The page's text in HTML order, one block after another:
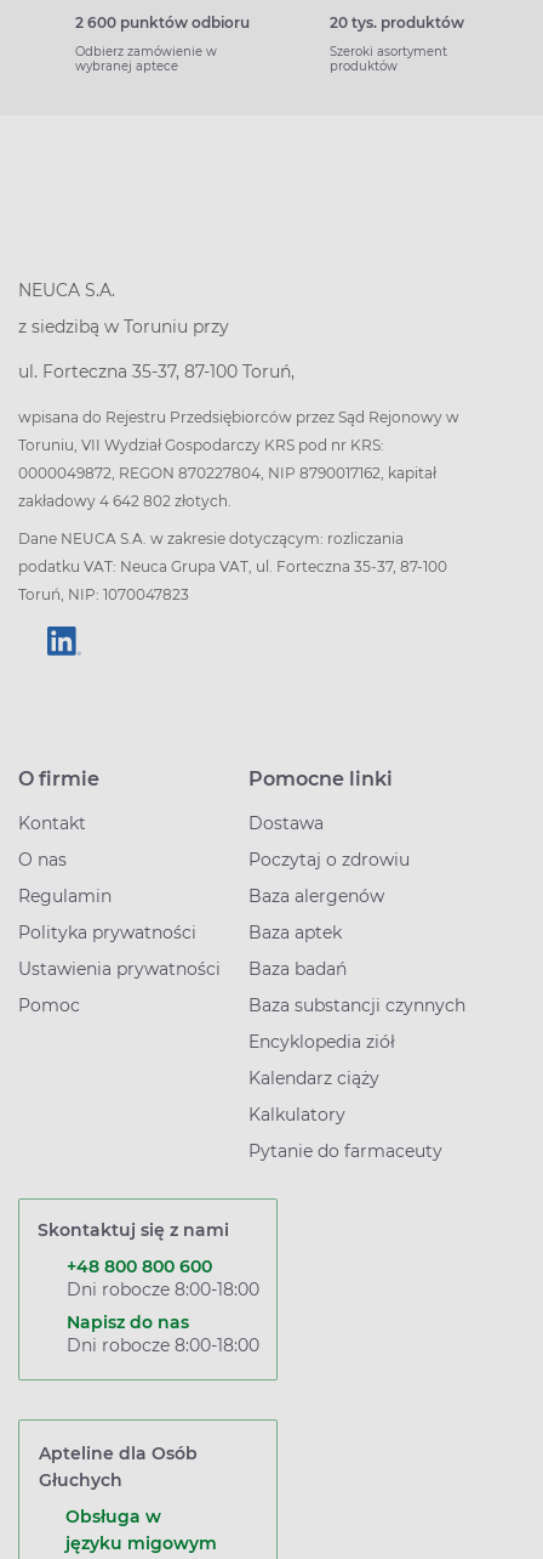
2 600 punktów odbioru
Odbierz zamówienie w
wybranej aptece
20 tys. produktów
Szeroki asortyment
produktów
NEUCA S.A.
z siedzibą w Toruniu przy
ul. Forteczna 35-37, 87-100 Toruń,
wpisana do Rejestru Przedsiębiorców przez Sąd Rejonowy w
Toruniu, VII Wydział Gospodarczy KRS pod nr KRS:
0000049872, REGON 870227804, NIP 8790017162, kapitał
zakładowy 4 642 802 złotych.
Dane NEUCA S.A. w zakresie dotyczącym: rozliczania
podatku VAT: Neuca Grupa VAT, ul. Forteczna 35-37, 87-100
Toruń, NIP: 1070047823
O firmie
Kontakt
O nas
Regulamin
Polityka prywatności
Ustawienia prywatności
Pomoc
Pomocne linki
Dostawa
Poczytaj o zdrowiu
Baza alergenów
Baza aptek
Baza badań
Baza substancji czynnych
Encyklopedia ziół
Kalendarz ciąży
Kalkulatory
Pytanie do farmaceuty
Skontaktuj się z nami
+48 800 800 600
Dni robocze 8:00-18:00
Napisz do nas
Dni robocze 8:00-18:00
Apteline dla Osób
Głuchych
Obsługa w
języku migowym